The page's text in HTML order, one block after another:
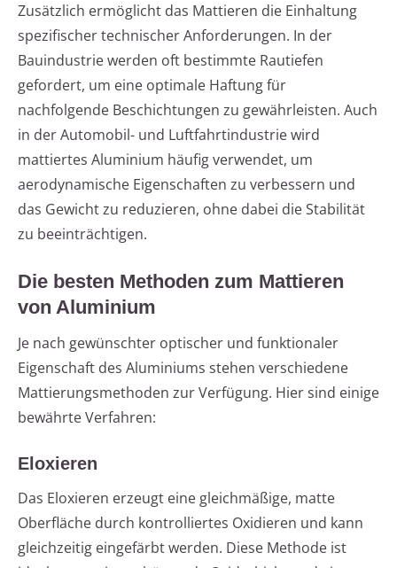
Zusätzlich ermöglicht das Mattieren die Einhaltung
spezifischer technischer Anforderungen. In der
Bauindustrie werden oft bestimmte Rautiefen
gefordert, um eine optimale Haftung für
nachfolgende Beschichtungen zu gewährleisten. Auch
in der Automobil- und Luftfahrtindustrie wird
mattiertes Aluminium häufig verwendet, um
aerodynamische Eigenschaften zu verbessern und
das Gewicht zu reduzieren, ohne dabei die Stabilität
zu beeinträchtigen.
Die besten Methoden zum Mattieren
von Aluminium
Je nach gewünschter optischer und funktionaler
Eigenschaft des Aluminiums stehen verschiedene
Mattierungsmethoden zur Verfügung. Hier sind einige
bewährte Verfahren:
Eloxieren
Das Eloxieren erzeugt eine gleichmäßige, matte
Oberfläche durch kontrolliertes Oxidieren und kann
gleichzeitig eingefärbt werden. Diese Methode ist